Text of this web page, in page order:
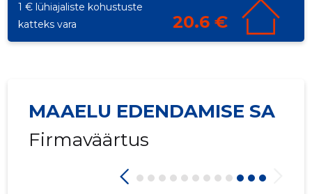
1 € lühiajaliste kohustuste
katteks vara
20.6 €
MAAELU EDENDAMISE SA
Firmaväärtus